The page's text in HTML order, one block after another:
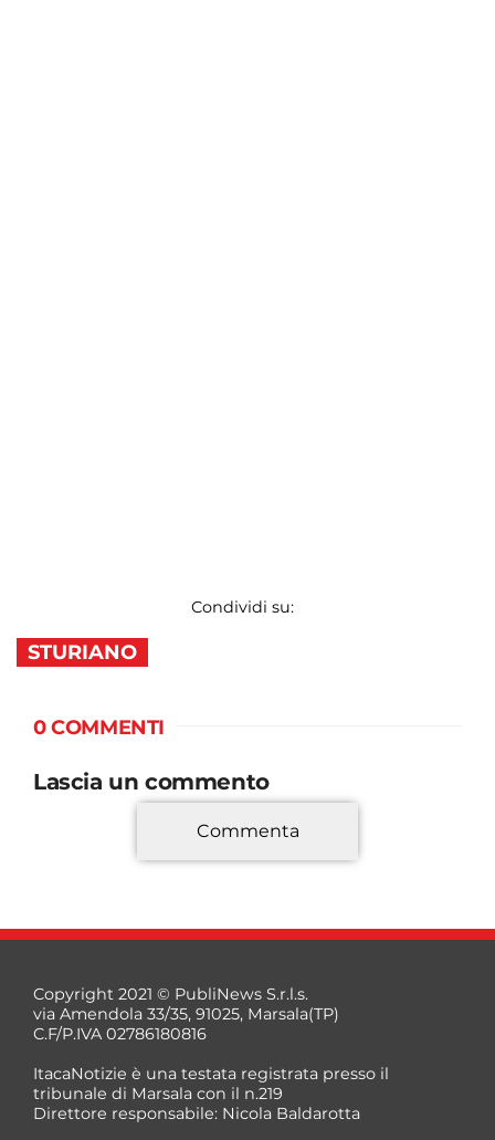
Condividi su:
STURIANO
0 COMMENTI
Lascia un commento
*
Commenta
Copyright 2021 © PubliNews S.r.l.s.
via Amendola 33/35, 91025, Marsala(TP)
C.F/P.IVA 02786180816
ItacaNotizie è una testata registrata presso il
tribunale di Marsala con il n.219
Direttore responsabile: Nicola Baldarotta